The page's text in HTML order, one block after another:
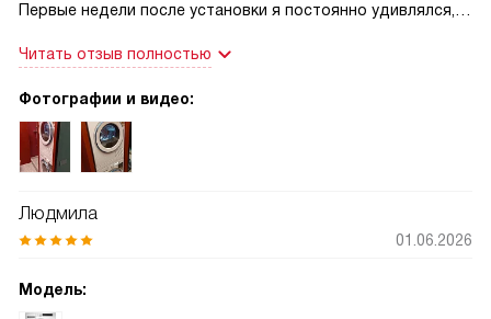
Первые недели после установки я постоянно удивлялся,
вещами: после короткой поездки за пару часов были сухие
рубашки и футболки, а полотенца — пушистые и свежие! Я
позволяет делать это за один цикл, экономя время и
нервы. Очень выручает деликатная программа и режим
идеальном виде, без усадки и заломов
Читать отзыв полностью
Фотографии и видео:
Людмила
01.06.2026
Модель: